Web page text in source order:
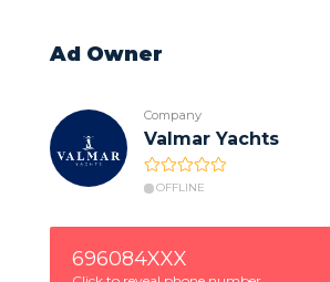
Ad Owner
Company
Valmar Yachts
OFFLINE
696084XXX